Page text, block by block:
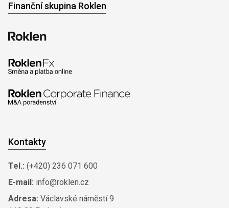
Finanční skupina Roklen
Kontakty
Tel.: (+420) 236 071 600
E-mail: info@roklen.cz
Adresa: Václavské náměstí 9